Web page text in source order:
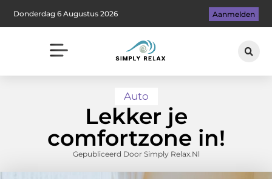
Donderdag 6 Augustus 2026 Aanmelden
Auto
Lekker je
comfortzone in!
Gepubliceerd Door Simply Relax.nl